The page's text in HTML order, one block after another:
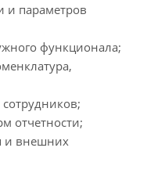
и параметров
функционала;
отчетности;
и внешних